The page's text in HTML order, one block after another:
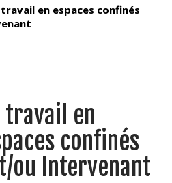
travail en espaces confinés
travail en
confinés
ou Intervenant